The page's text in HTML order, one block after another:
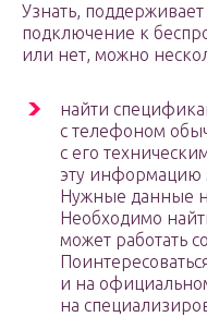
Узнать,
подключение к
или нет, можно
найти
с телефоном
с его
эту информацию
Нужные данные
Необходимо
может работать
и на
на